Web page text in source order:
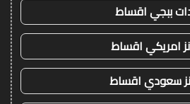
ببجي اقساط
امريكي اقساط
سعودي اقساط